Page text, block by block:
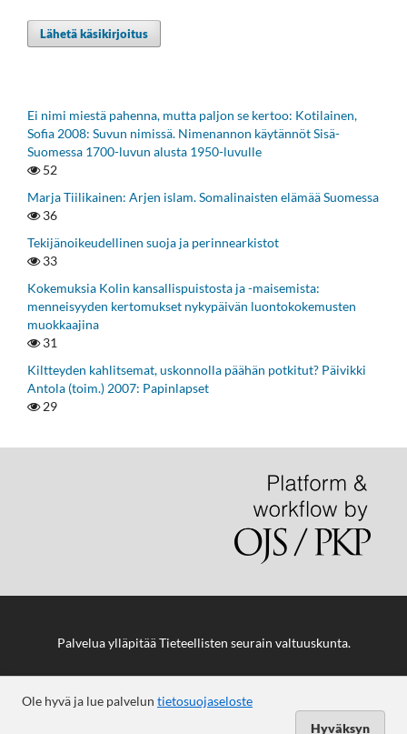
Lähetä käsikirjoitus
Ei nimi miestä pahenna, mutta paljon se kertoo: Kotilainen,
Sofia 2008: Suvun nimissä. Nimenannon käytännöt Sisä-
Suomessa 1700-luvun alusta 1950-luvulle
52
Marja Tiilikainen: Arjen islam. Somalinaisten elämää Suomessa
36
Tekijänoikeudellinen suoja ja perinnearkistot
33
Kokemuksia Kolin kansallispuistosta ja -maisemista:
menneisyyden kertomukset nykypäivän luontokokemusten
muokkaajina
31
Kiltteyden kahlitsemat, uskonnolla päähän potkitut? Päivikki
Antola (toim.) 2007: Papinlapset
29
Ole hyvä ja lue palvelun tietosuojaseloste
Hyväksyn
Palvelua ylläpitääTieteellisten seurain valtuuskunta.